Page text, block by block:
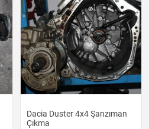
Dacia Duster 4x4 Şanzıman
Çıkma